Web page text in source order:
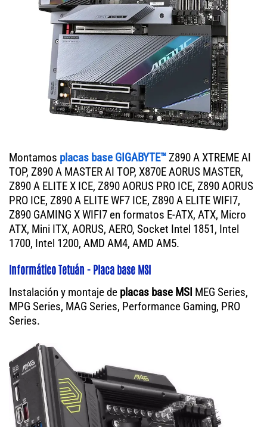
Montamos placas base GIGABYTE™Z890 A XTREME AI
TOP, Z890 A MASTER AI TOP, X870E AORUS MASTER,
Z890 A ELITE X ICE, Z890 AORUS PRO ICE, Z890 AORUS
PRO ICE, Z890 A ELITE WF7 ICE, Z890 A ELITE WIFI7,
Z890 GAMING X WIFI7 en formatos E-ATX, ATX, Micro
ATX, Mini ITX, AORUS, AERO, Socket Intel 1851, Intel
1700, Intel 1200, AMD AM4, AMD AM5.
Informático Tetuán - Placa base MSI
Instalación y montaje de placas base MSI MEG Series,
MPG Series, MAG Series, Performance Gaming, PRO
Series.